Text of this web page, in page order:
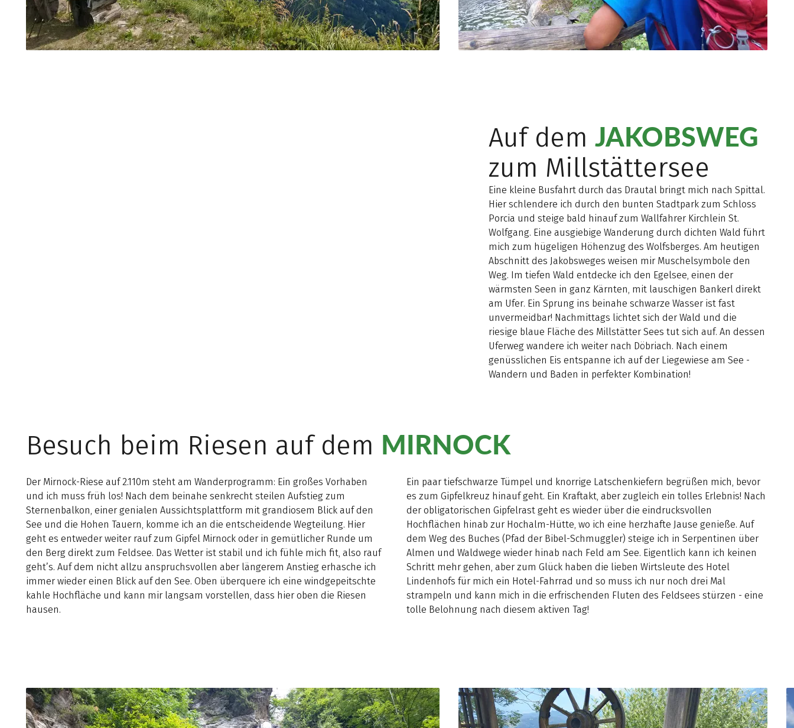
Auf demJAKOBSWEG
zum Millstättersee
Eine kleine Busfahrt durch das Drautal bringt mich nach Spittal.
Hier schlendere ich durch den bunten Stadtpark zum Schloss
Porcia und steige bald hinauf zum Wallfahrer Kirchlein St.
Wolfgang. Eine ausgiebige Wanderung durch dichten Wald führt
mich zum hügeligen Höhenzug des Wolfsberges. Am heutigen
Abschnitt des Jakobsweges weisen mir Muschelsymbole den
Weg. Im tiefen Wald entdecke ich den Egelsee, einen der
wärmsten Seen in ganz Kärnten, mit lauschigen Bankerl direkt
am Ufer. Ein Sprung ins beinahe schwarze Wasser ist fast
unvermeidbar! Nachmittags lichtet sich der Wald und die
riesige blaue Fläche des Millstätter Sees tut sich auf. An dessen
Uferweg wandere ich weiter nach Döbriach. Nach einem
genüsslichen Eis entspanne ich auf der Liegewiese am See -
Wandern und Baden in perfekter Kombination!
Besuch beim Riesen auf dem MIRNOCK
Der Mirnock-Riese auf 2.110m steht am Wanderprogramm: Ein großes Vorhaben
und ich muss früh los! Nach dem beinahe senkrecht steilen Aufstieg zum
Sternenbalkon, einer genialen Aussichtsplattform mit grandiosem Blick auf den
See und die Hohen Tauern, komme ich an die entscheidende Wegteilung. Hier
geht es entweder weiter rauf zum Gipfel Mirnock oder in gemütlicher Runde um
den Berg direkt zum Feldsee. Das Wetter ist stabil und ich fühle mich fit, also rauf
geht’s. Auf dem nicht allzu anspruchsvollen aber längerem Anstieg erhasche ich
immer wieder einen Blick auf den See. Oben überquere ich eine windgepeitschte
kahle Hochfläche und kann mir langsam vorstellen, dass hier oben die Riesen
hausen.
Ein paar tiefschwarze Tümpel und knorrige Latschenkiefern begrüßen mich, bevor
es zum Gipfelkreuz hinauf geht. Ein Kraftakt, aber zugleich ein tolles Erlebnis! Nach
der obligatorischen Gipfelrast geht es wieder über die eindrucksvollen
Hochflächen hinab zur Hochalm-Hütte, wo ich eine herzhafte Jause genieße. Auf
dem Weg des Buches (Pfad der Bibel-Schmuggler) steige ich in Serpentinen über
Almen und Waldwege wieder hinab nach Feld am See. Eigentlich kann ich keinen
Schritt mehr gehen, aber zum Glück haben die lieben Wirtsleute des Hotel
Lindenhofs für mich ein Hotel-Fahrrad und so muss ich nur noch drei Mal
strampeln und kann mich in die erfrischenden Fluten des Feldsees stürzen - eine
tolle Belohnung nach diesem aktiven Tag!